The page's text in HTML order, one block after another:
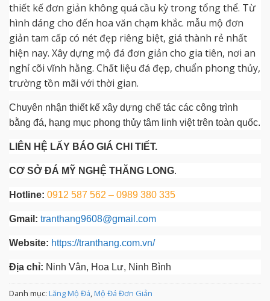
thiết kế đơn giản không quá cầu kỳ trong tổng thể. Từ
hình dáng cho đến hoa văn chạm khắc. mẫu mộ đơn
giản tam cấp có nét đẹp riêng biệt, giá thành rẻ nhất
hiện nay. Xây dựng mộ đá đơn giản cho gia tiên, nơi an
nghỉ cõi vĩnh hằng. Chất liệu đá đẹp, chuẩn phong thủy,
trường tồn mãi với thời gian.
Chuyên nhận thiết kế xây dựng chế tác các công trình
bằng đá, hạng mục phong thủy tâm linh việt trên toàn quốc.
LIÊN HỆ LẤY BÁO GIÁ CHI TIẾT.
CƠ SỞ ĐÁ MỸ NGHỆ THĂNG LONG.
Hotline: 0912 587 562 – 0989 380 335
Gmail: tranthang9608@gmail.com
Website: https://tranthang.com.vn/
Địa chỉ: Ninh Vân, Hoa Lư, Ninh Bình
Danh mục: Lăng Mộ Đá,Mộ Đá Đơn Giản